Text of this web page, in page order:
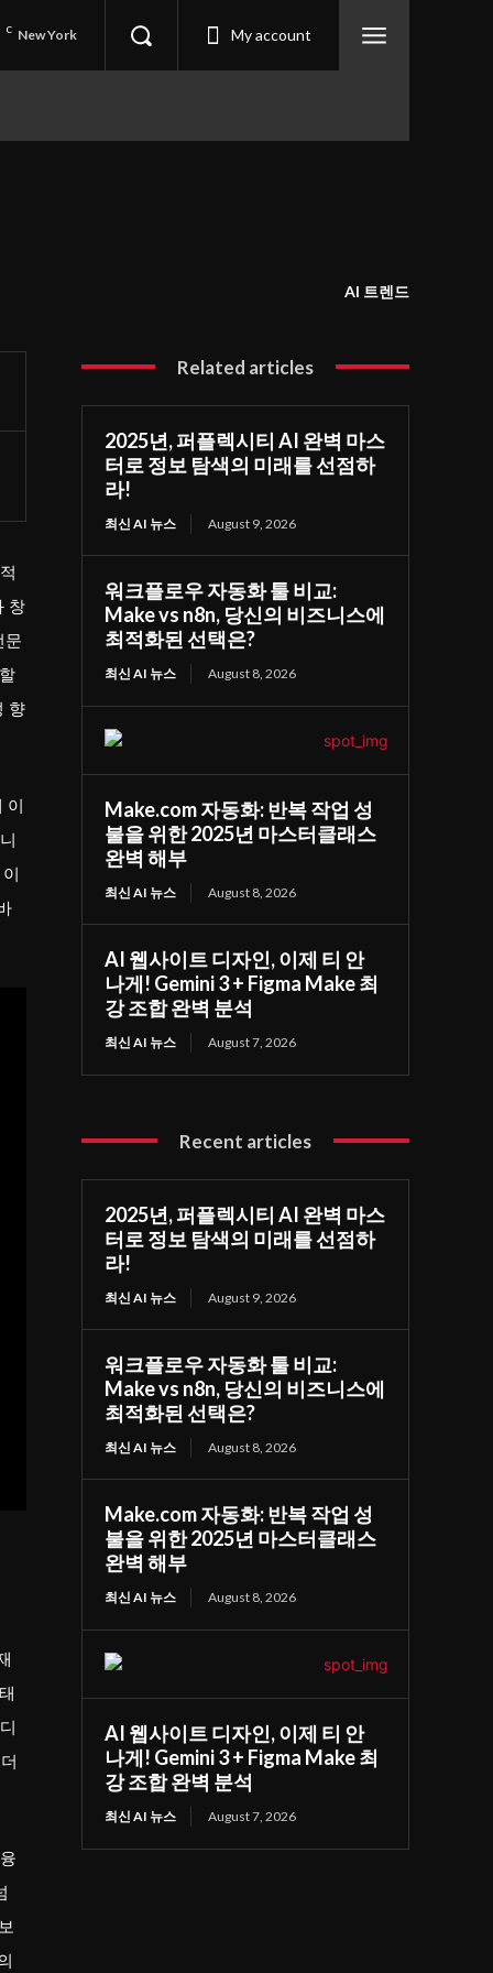
C New York My account
AI 트렌드
창
문
향
이
Related articles
2025년, 퍼플렉시티 AI 완벽 마스
터로 정보 탐색의 미래를 선점하
라!
최신 AI 뉴스 August 9, 2026
워크플로우 자동화 툴 비교:
Make vs n8n, 당신의 비즈니스에
최적화된 선택은?
최신 AI 뉴스 August 8, 2026
Make.com 자동화: 반복 작업 성
불을 위한 2025년 마스터클래스
완벽 해부
최신 AI 뉴스 August 8, 2026
AI 웹사이트 디자인, 이제 티 안
나게! Gemini 3 + Figma Make 최
강 조합 완벽 분석
최신 AI 뉴스 August 7, 2026
Recent articles
2025년, 퍼플렉시티 AI 완벽 마스
터로 정보 탐색의 미래를 선점하
라!
최신 AI 뉴스 August 9, 2026
워크플로우 자동화 툴 비교:
Make vs n8n, 당신의 비즈니스에
최적화된 선택은?
최신 AI 뉴스 August 8, 2026
Make.com 자동화: 반복 작업 성
불을 위한 2025년 마스터클래스
완벽 해부
최신 AI 뉴스 August 8, 2026
AI 웹사이트 디자인, 이제 티 안
나게! Gemini 3 + Figma Make 최
강 조합 완벽 분석
최신 AI 뉴스 August 7, 2026